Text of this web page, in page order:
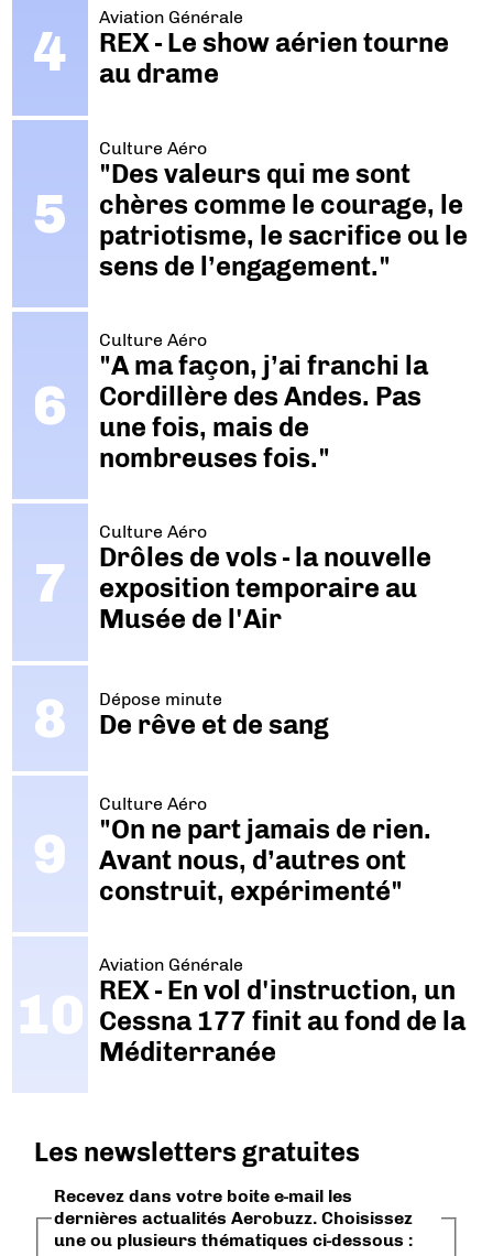
Aviation Générale
REX - Le show aérien tourne
au drame
Culture Aéro
"Des valeurs qui me sont
chères comme le courage, le
patriotisme, le sacrifice ou le
sens de l’engagement."
Culture Aéro
"A ma façon, j’ai franchi la
Cordillère des Andes. Pas
une fois, mais de
nombreuses fois."
Culture Aéro
Drôles de vols - la nouvelle
exposition temporaire au
Musée de l'Air
Dépose minute
De rêve et de sang
Culture Aéro
"On ne part jamais de rien.
Avant nous, d’autres ont
construit, expérimenté"
Aviation Générale
REX - En vol d'instruction, un
Cessna 177 finit au fond de la
Méditerranée
Les newsletters gratuites
Recevez dans votre boite e-mail les
dernières actualités Aerobuzz. Choisissez
une ou plusieurs thématiques ci-dessous :